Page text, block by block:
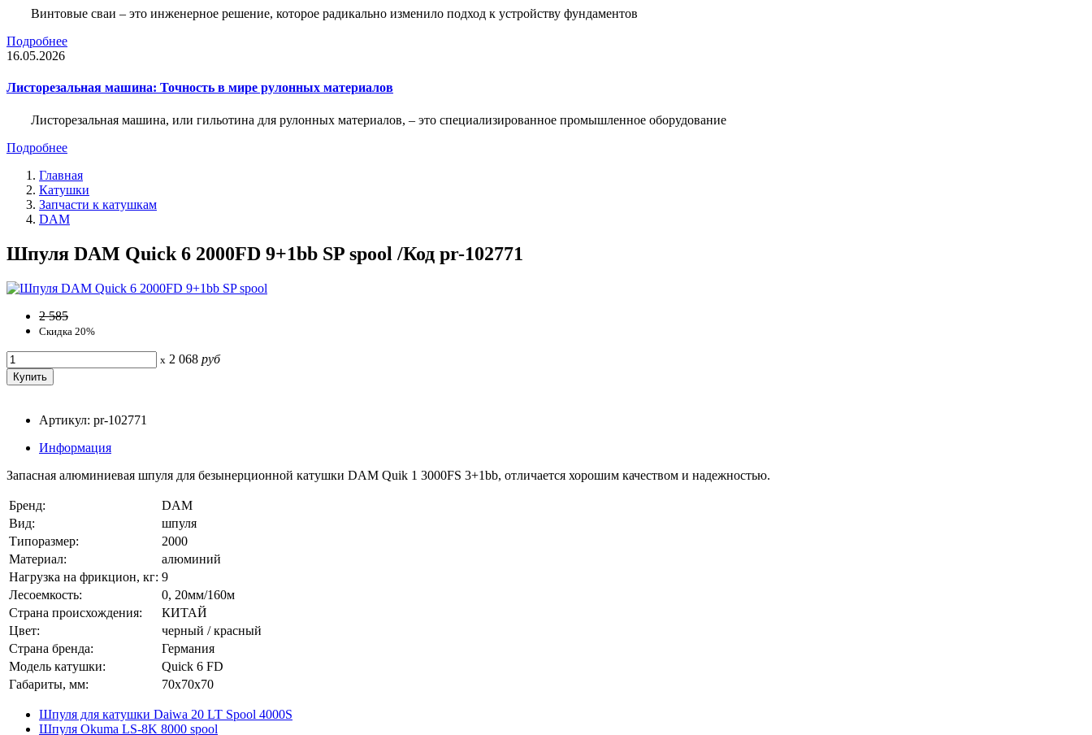
Винтовые сваи – это инженерное решение, которое радикально изменило подход к устройству фундаментов
Подробнее
16.05.2026
Листорезальная машина: Точность в мире рулонных материалов
Листорезальная машина, или гильотина для рулонных материалов, – это специализированное промышленное оборудование
Подробнее
Главная
Катушки
Запчасти к катушкам
DAM
Шпуля DAM Quick 6 2000FD 9+1bb SP spool /Код pr-102771
2 585
Скидка 20%
x 2 068 руб
Артикул: pr-102771
Информация
Запасная алюминиевая шпуля для безынерционной катушки DAM Quik 1 3000FS 3+1bb, отличается хорошим качеством и надежностью.
Бренд:
DAM
Вид:
шпуля
Типоразмер:
2000
Материал:
алюминий
Нагрузка на фрикцион, кг: 9
Лесоемкость:
0, 20мм/160м
Страна происхождения:
КИТАЙ
Цвет:
черный / красный
Страна бренда:
Германия
Модель катушки:
Quick 6 FD
Габариты, мм:
70x70x70
Шпуля для катушки Daiwa 20 LT Spool 4000S
Шпуля Okuma LS-8K 8000 spool